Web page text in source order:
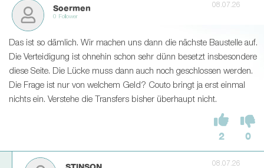
Soermen
0 Follower
08.07.26
Das ist so dämlich. Wir machen uns dann die nächste Baustelle auf.
Die Verteidigung ist ohnehin schon sehr dünn besetzt insbesondere
diese Seite. Die Lücke muss dann auch noch geschlossen werden.
Die Frage ist nur von welchem Geld? Couto bringt ja erst einmal
nichts ein. Verstehe die Transfers bisher überhaupt nicht.
2 0
08.07.26